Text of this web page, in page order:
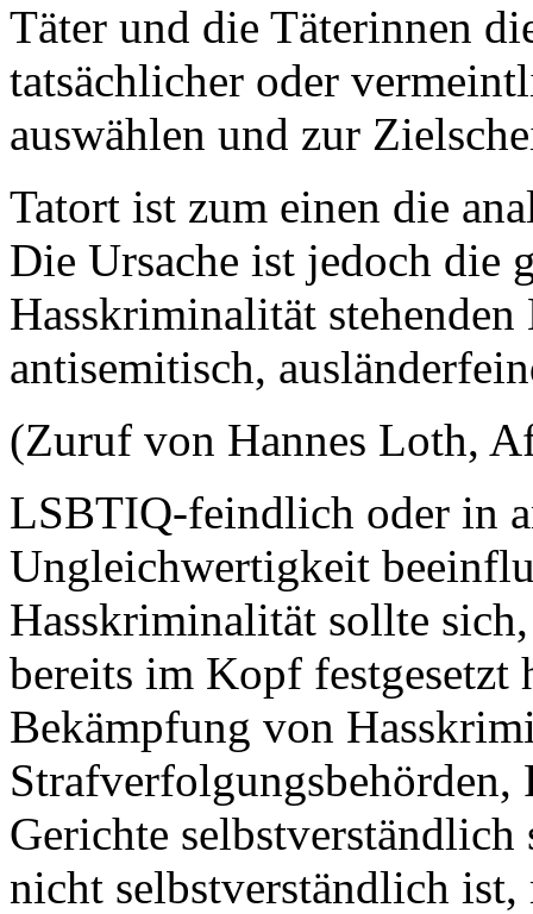
Täter und die Täterinnen
tatsächlicher oder
auswählen und zur
Tatort ist zum einen die
Die Ursache ist jedoch die
Hasskriminalität
antisemitisch,
(Zuruf von Hannes Loth,
LSBTIQ-feindlich oder in
Ungleichwertigkeit
Hasskriminalität sollte
bereits im Kopf festgesetzt
Bekämpfung von
Strafverfolgungsbehörden,
Gerichte
nicht selbstverständlich